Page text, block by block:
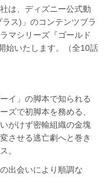
は、ディズニー公式動
ス)」のコンテンツブラ
マシリーズ『ゴールド
始いたします。（全10話
イ」の脚本で知られる
ズで初脚本を務める、
がけず密輸組織の金塊
させる逃亡劇へと巻き
。
出会いにより順調な